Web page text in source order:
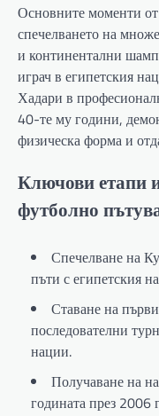
Основните моменти
спечелването на
и континентални
играч в египетския
Хадари в
40-те му години,
физическа форма и
Ключови етапи
футболно
Спечелване на
пъти с египетския
Ставане на
последователни
нации.
Получаване на
годината през 2006